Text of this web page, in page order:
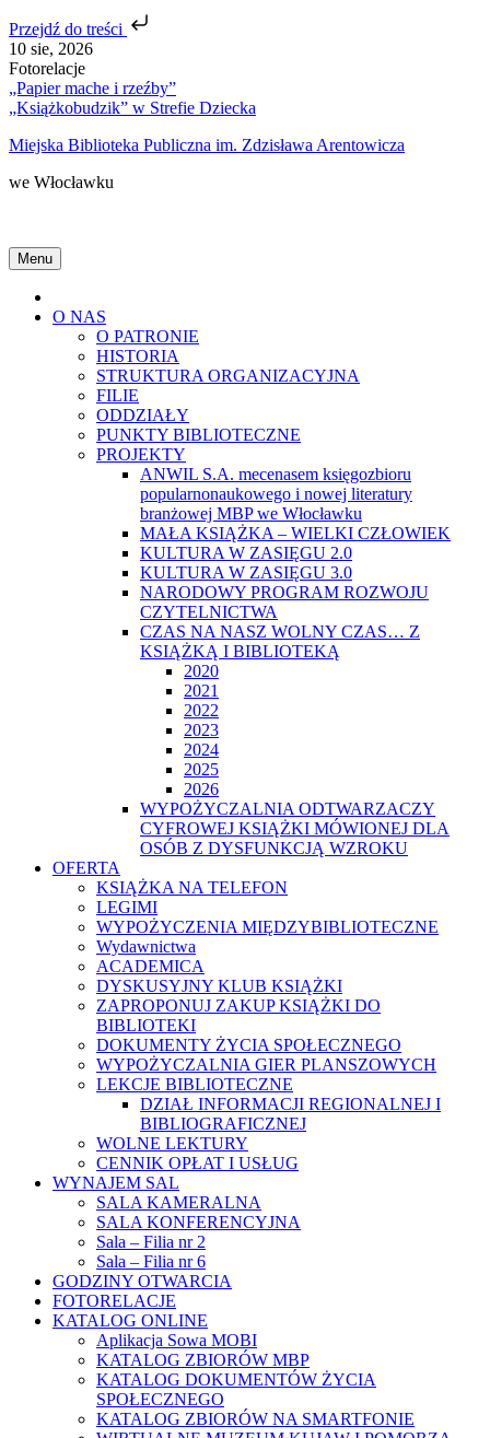
Przejdź do treści
Skip
to
content
10 sie, 2026
Fotorelacje
„Papier mache i rzeźby”
„Książkobudzik” w Strefie Dziecka
Miejska Biblioteka Publiczna im. Zdzisława Arentowicza
we Włocławku
Menu
O NAS
O PATRONIE
HISTORIA
STRUKTURA ORGANIZACYJNA
FILIE
ODDZIAŁY
PUNKTY BIBLIOTECZNE
PROJEKTY
ANWIL S.A. mecenasem księgozbioru
popularnonaukowego i nowej literatury
branżowej MBP we Włocławku
MAŁA KSIĄŻKA – WIELKI CZŁOWIEK
KULTURA W ZASIĘGU 2.0
KULTURA W ZASIĘGU 3.0
NARODOWY PROGRAM ROZWOJU
CZYTELNICTWA
CZAS NA NASZ WOLNY CZAS… Z
KSIĄŻKĄ I BIBLIOTEKĄ
2020
2021
2022
2023
2024
2025
2026
WYPOŻYCZALNIA ODTWARZACZY
CYFROWEJ KSIĄŻKI MÓWIONEJ DLA
OSÓB Z DYSFUNKCJĄ WZROKU
OFERTA
KSIĄŻKA NA TELEFON
LEGIMI
WYPOŻYCZENIA MIĘDZYBIBLIOTECZNE
Wydawnictwa
ACADEMICA
DYSKUSYJNY KLUB KSIĄŻKI
ZAPROPONUJ ZAKUP KSIĄŻKI DO
BIBLIOTEKI
DOKUMENTY ŻYCIA SPOŁECZNEGO
WYPOŻYCZALNIA GIER PLANSZOWYCH
LEKCJE BIBLIOTECZNE
DZIAŁ INFORMACJI REGIONALNEJ I
BIBLIOGRAFICZNEJ
WOLNE LEKTURY
CENNIK OPŁAT I USŁUG
WYNAJEM SAL
SALA KAMERALNA
SALA KONFERENCYJNA
Sala – Filia nr 2
Sala – Filia nr 6
GODZINY OTWARCIA
FOTORELACJE
KATALOG ONLINE
Aplikacja Sowa MOBI
KATALOG ZBIORÓW MBP
KATALOG DOKUMENTÓW ŻYCIA
SPOŁECZNEGO
KATALOG ZBIORÓW NA SMARTFONIE